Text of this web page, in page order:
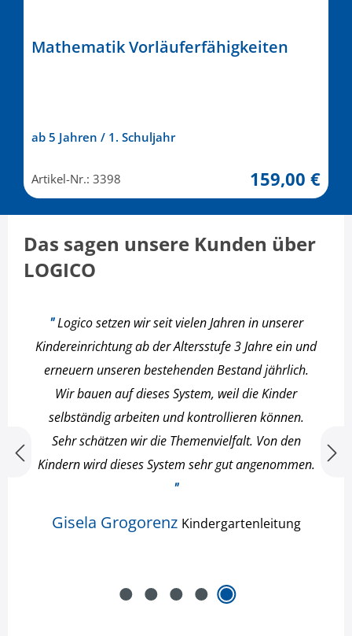
Mathematik Vorläuferfähigkeiten
ab 5 Jahren / 1. Schuljahr
Artikel-Nr.: 3398 159,00 €
Das sagen unsere Kunden über
LOGICO
"Logico setzen wir seit vielen Jahren in unserer
Kindereinrichtung ab der Altersstufe 3 Jahre ein und
erneuern unseren bestehenden Bestand jährlich.
Wir bauen auf dieses System, weil die Kinder
selbständig arbeiten und kontrollieren können.
Sehr schätzen wir die Themenvielfalt. Von den
Kindern wird dieses System sehr gut angenommen.
"
Gisela Grogorenz Kindergartenleitung